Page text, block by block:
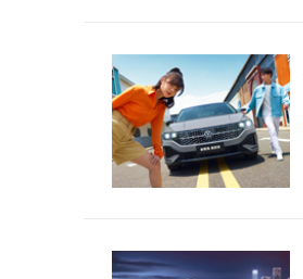
燃料形式： 汽油
供油方式： 直喷
环保标准： 国6
排量(mL)： 1984